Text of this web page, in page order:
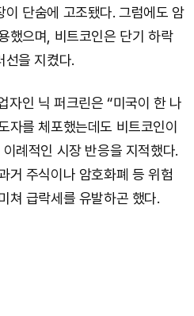
이 단숨에 고조됐다. 그럼에도 암
했으며, 비트코인은 단기 하락
선을 지켰다.
인 닉 퍼크린은 “미국이 한 나
자를 체포했는데도 비트코인이
례적인 시장 반응을 지적했다.
거 주식이나 암호화폐 등 위험
쳐 급락세를 유발하곤 했다.